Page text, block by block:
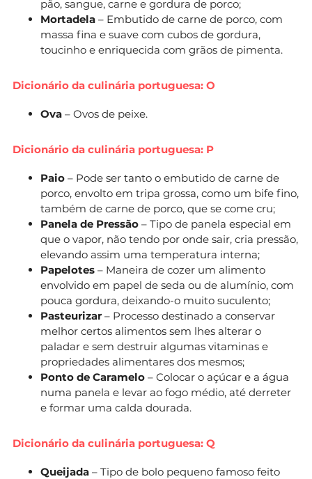
pão, sangue, carne e gordura de porco;
Mortadela – Embutido de carne de porco, com
massa fina e suave com cubos de gordura,
toucinho e enriquecida com grãos de pimenta.
Dicionário da culinária portuguesa: O
Ova – Ovos de peixe.
Dicionário da culinária portuguesa: P
Paio – Pode ser tanto o embutido de carne de
porco, envolto em tripa grossa, como um bife fino,
também de carne de porco, que se come cru;
Panela de Pressão – Tipo de panela especial em
que o vapor, não tendo por onde sair, cria pressão,
elevando assim uma temperatura interna;
Papelotes – Maneira de cozer um alimento
envolvido em papel de seda ou de alumínio, com
pouca gordura, deixando-o muito suculento;
Pasteurizar – Processo destinado a conservar
melhor certos alimentos sem lhes alterar o
paladar e sem destruir algumas vitaminas e
propriedades alimentares dos mesmos;
Ponto de Caramelo – Colocar o açúcar e a água
numa panela e levar ao fogo médio, até derreter
e formar uma calda dourada.
Dicionário da culinária portuguesa: Q
Queijada – Tipo de bolo pequeno famoso feito